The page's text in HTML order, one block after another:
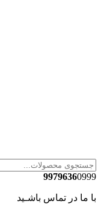
99796360999
با ما در تماس باشـید